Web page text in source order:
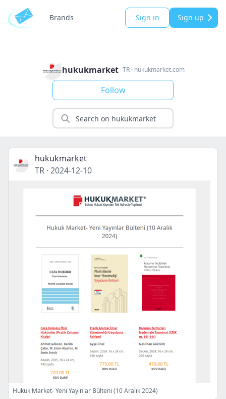
Brands Sign in Sign up
hukukmarket TR· hukukmarket.com
Follow
hukukmarket
TR · 2024-12-10
Hukuk Market- Yeni Yayınlar Bülteni (10 Aralık 2024)